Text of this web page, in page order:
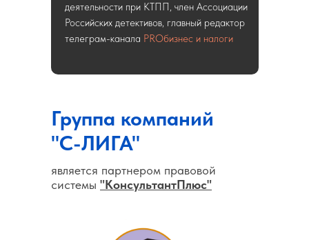
деятельности при КТПП, член Ассоциации
Российских детективов, главный редактор
телеграм-канала PROбизнес и налоги
является партнером правовой
системы "КонсультантПлюс"
Группа компаний
"С-ЛИГА"